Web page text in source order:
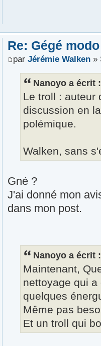
Re: Gégé
par Jérémie Walken»
Nanoyo a écrit :
Le troll : auteur
discussion en
polémique.
Walken, sans
Gné ?
J'ai donné mon
dans mon post.
Nanoyo a écrit :
Maintenant,
nettoyage qui
quelques
Même pas
Et un troll qui